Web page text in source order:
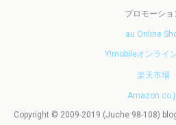
プロモーショ
au Online
Y!mobileオンライ
楽天市場
Copyright © 2009-2019 (Juche 98-108)